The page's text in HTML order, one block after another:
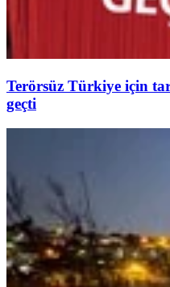
Terörsüz Türkiye için
geçti